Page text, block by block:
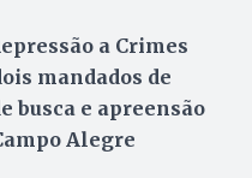
a Crimes
mandados de
busca e apreensão
Alegre